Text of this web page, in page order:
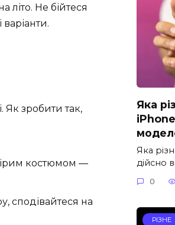
літо. Не бійтеся
Як зробити так,
костюмом —
сподівайтеся на
Яка
Яка
дійсно
0
РІЗНЕ